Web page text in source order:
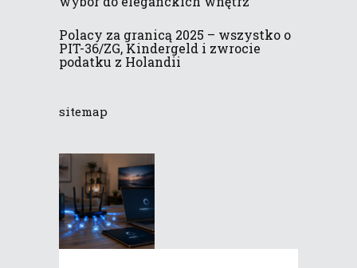
Polacy za granicą 2025 – wszystko o
PIT-36/ZG, Kindergeld i zwrocie
podatku z Holandii
sitemap